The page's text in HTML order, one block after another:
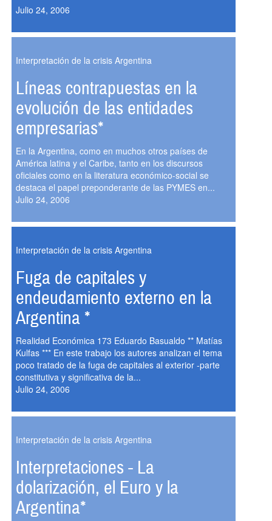
Julio 24, 2006
Interpretación de la crisis Argentina
Líneas contrapuestas en la
evolución de las entidades
empresarias*
En la Argentina, como en muchos otros países de
América latina y el Caribe, tanto en los discursos
oficiales como en la literatura económico-social se
destaca el papel preponderante de las PYMES en...
Julio 24, 2006
Interpretación de la crisis Argentina
Fuga de capitales y
endeudamiento externo en la
Argentina *
Realidad Económica 173 Eduardo Basualdo ** Matías
Kulfas *** En este trabajo los autores analizan el tema
poco tratado de la fuga de capitales al exterior -parte
constitutiva y significativa de la...
Julio 24, 2006
Interpretación de la crisis Argentina
Interpretaciones - La
dolarización, el Euro y la
Argentina*